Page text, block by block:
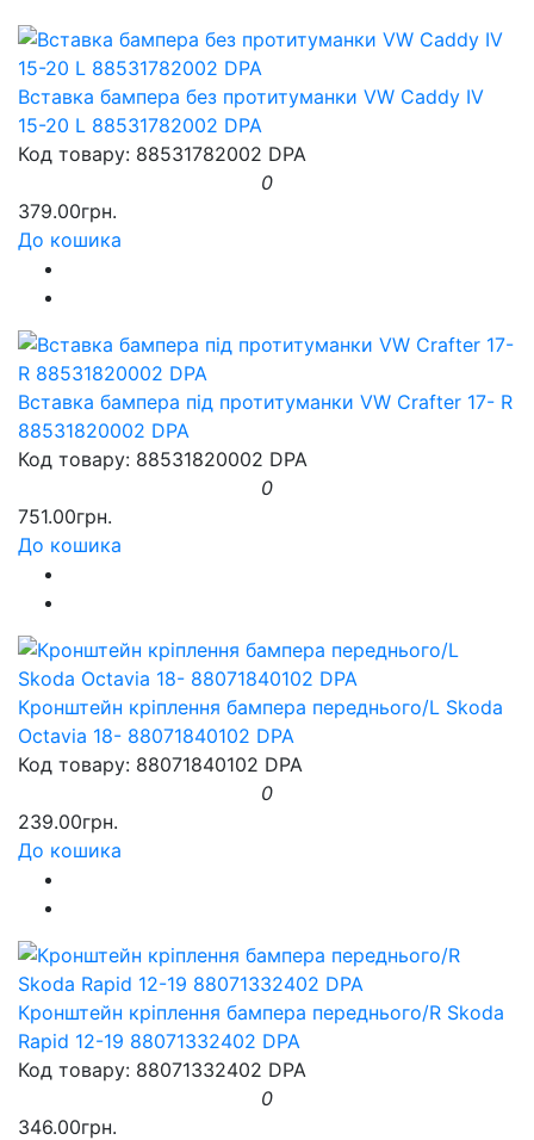
Вставка бампера без протитуманки VW Caddy IV
15-20 L 88531782002 DPA
Код товару: 88531782002 DPA
0
379.00грн.
До кошика
Вставка бампера під протитуманки VW Crafter 17- R
88531820002 DPA
Код товару: 88531820002 DPA
0
751.00грн.
До кошика
Кронштейн кріплення бампера переднього/L Skoda
Octavia 18- 88071840102 DPA
Код товару: 88071840102 DPA
0
239.00грн.
До кошика
Кронштейн кріплення бампера переднього/R Skoda
Rapid 12-19 88071332402 DPA
Код товару: 88071332402 DPA
0
346.00грн.